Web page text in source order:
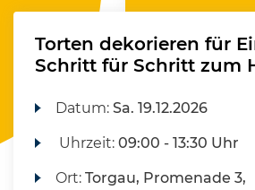
Torten dekorieren für
Schritt für Schritt zum
Datum:Sa. 19.12.2026
Uhrzeit:09:00 - 13:30 Uhr
Ort:Torgau, Promenade 3,